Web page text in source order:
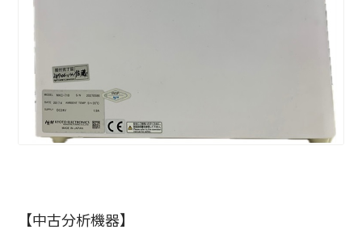
【中古分析機器】